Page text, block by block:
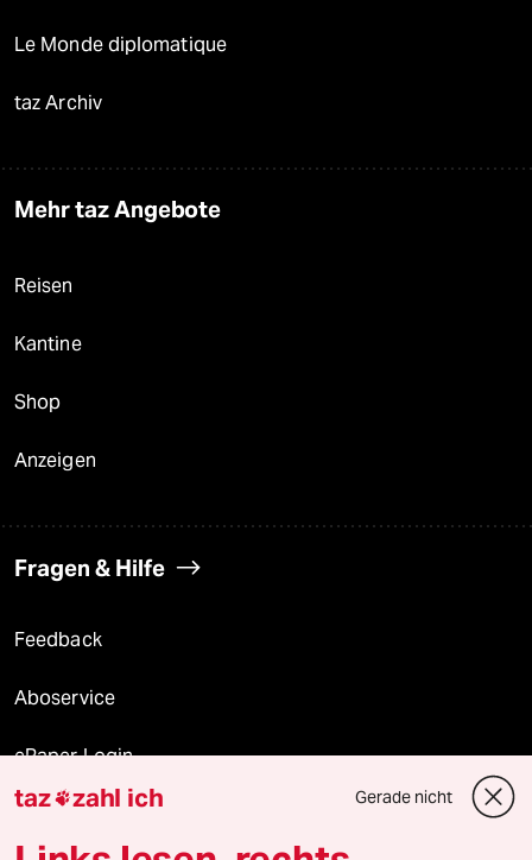
Le Monde diplomatique
taz Archiv
Mehr taz Angebote
Reisen
Kantine
Shop
Anzeigen
Fragen & Hilfe
Feedback
Aboservice
ePaper Login
Downloads für Abonnierende
taz zahl ich Gerade nicht